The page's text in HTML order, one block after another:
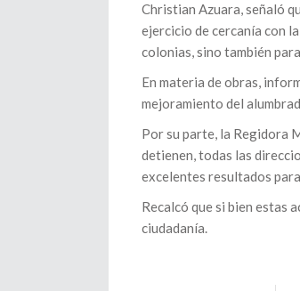
Christian Azuara, señaló
ejercicio de cercanía con
colonias, sino también
En materia de obras,
mejoramiento del
Por su parte, la Regidora
detienen, todas las
excelentes resultados
Recalcó que si bien estas
ciudadanía.